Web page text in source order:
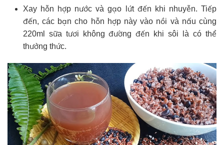
Xay hỗn hợp nước và gạo lứt đến khi nhuyễn. Tiếp
đến, các bạn cho hỗn hợp này vào nồi và nấu cùng
220ml sữa tươi không đường đến khi sôi là có thể
thưởng thức.